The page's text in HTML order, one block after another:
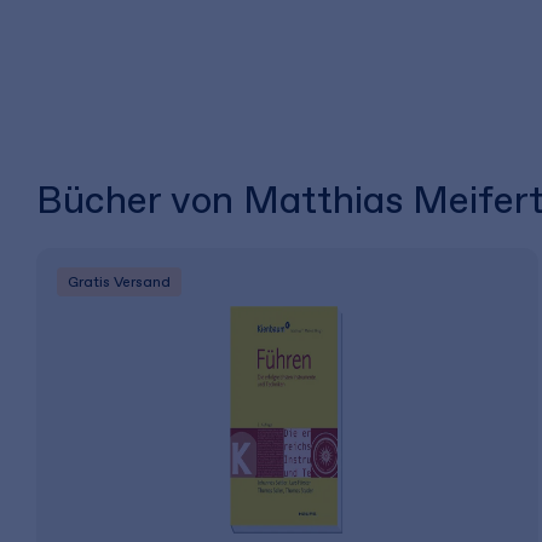
Bücher von Matthias
Gratis Versand